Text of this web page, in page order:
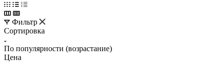
Фильтр
Сортировка
По популярности (возрастание)
Цена